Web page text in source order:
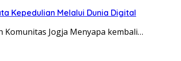
Kepedulian Melalui Dunia Digital
Komunitas Jogja Menyapa kembali…